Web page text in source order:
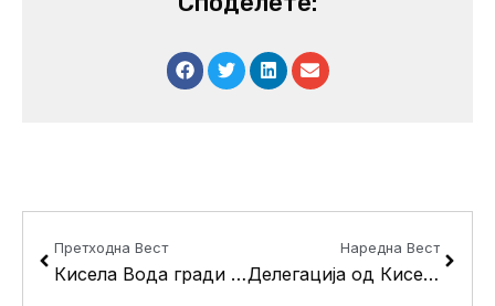
Претходна Вест
Кисела Вода гради паркинг за стотина возила во населбата 11 Октомври Згради
Наредна Вест
Делегација од Кисела Вода се поклони пред гробот на Гоце Делчев